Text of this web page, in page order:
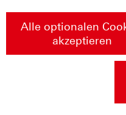
Alle optionalen
akzeptieren